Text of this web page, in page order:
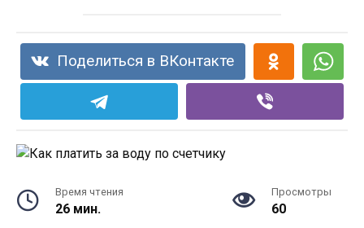
Поделиться в ВКонтакте
Время чтения
26 мин.
Просмотры
60